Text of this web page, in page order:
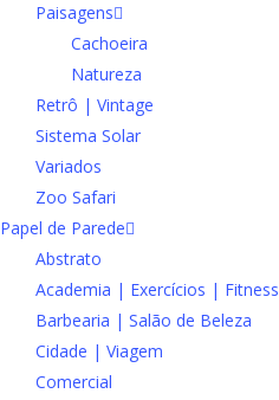
Paisagens
Cachoeira
Natureza
Retrô | Vintage
Sistema Solar
Variados
Zoo Safari
Papel de Parede
Abstrato
Academia | Exercícios | Fitness
Barbearia | Salão de Beleza
Cidade | Viagem
Comercial